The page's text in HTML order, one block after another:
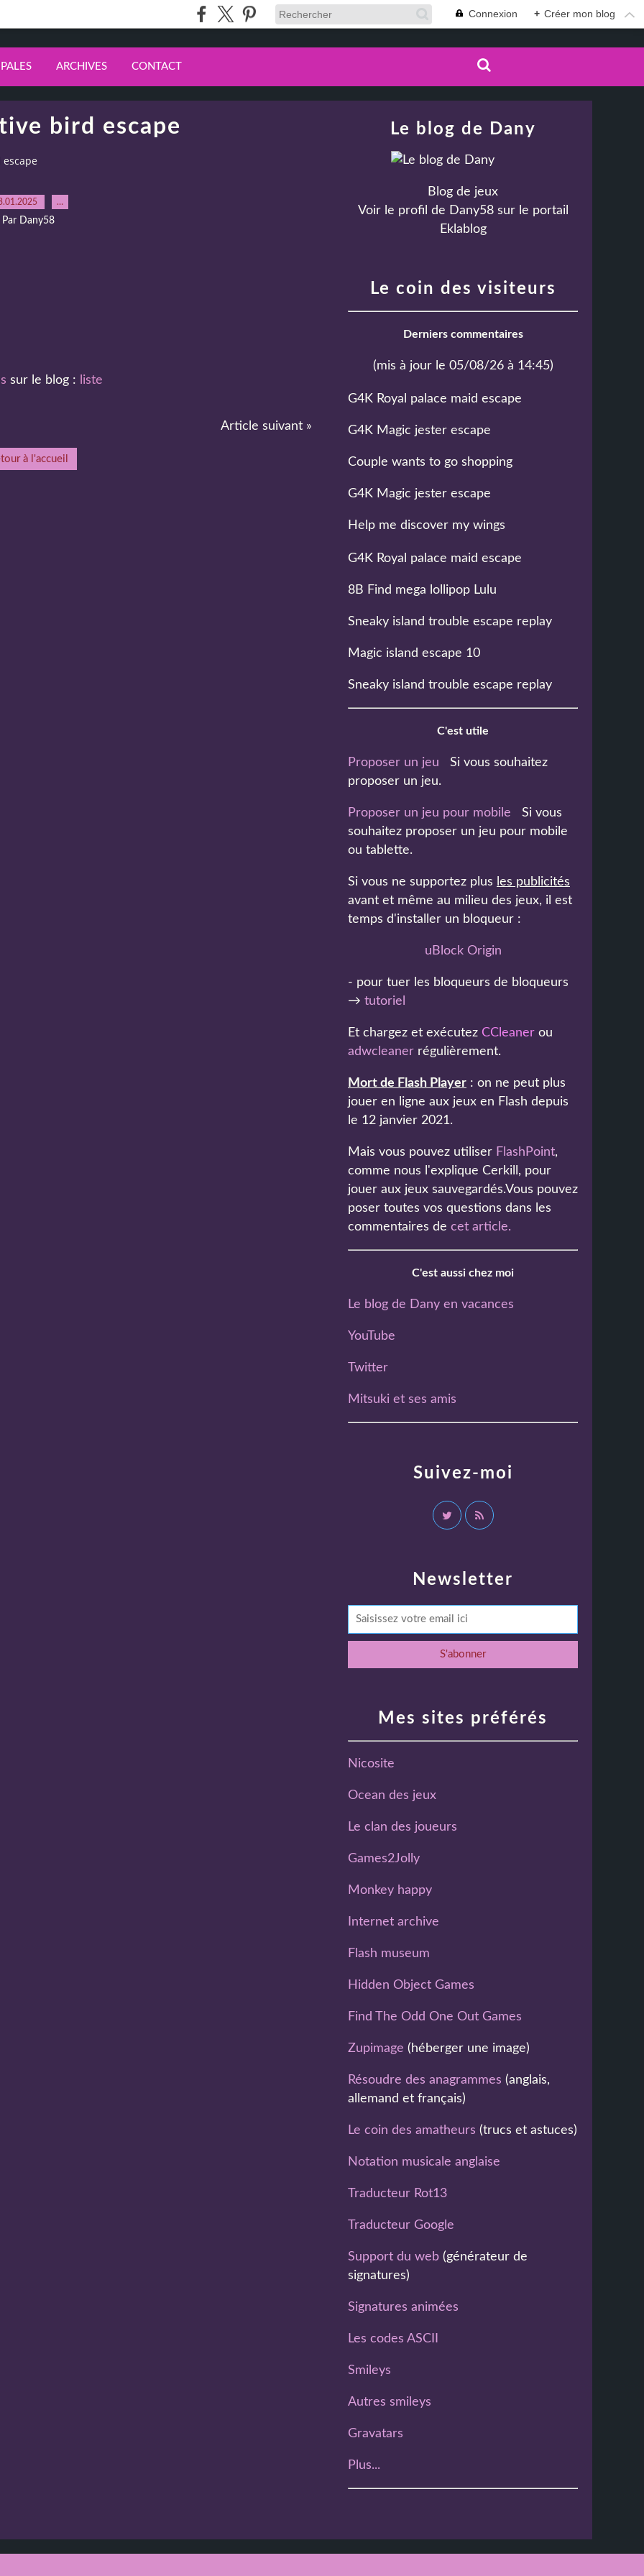
Connexion + Créer mon blog
ARCHIVES CONTACT
bird escape
…
Par Dany58
sur le blog : liste
Article suivant »
à l'accueil
Newsletter
Le blog de Dany
Blog de jeux
Voir le profil de Dany58sur le portail
Eklablog
Suivez-moi
Mes sites préférés
Nicosite
Ocean des jeux
Le clan des joueurs
Games2Jolly
Monkey happy
Internet archive
Flash museum
Hidden Object Games
Find The Odd One Out Games
Zupimage (héberger une image)
Résoudre des anagrammes (anglais,
allemand et français)
Le coin des amatheurs (trucs et astuces)
Notation musicale anglaise
Traducteur Rot13
Traducteur Google
Support du web (générateur de
signatures)
Signatures animées
Les codes ASCII
Smileys
Autres smileys
Gravatars
Plus...
Le coin des visiteurs
Derniers commentaires
(mis à jour le 05/08/26 à 14:45)
G4K Royal palace maid escape
G4K Magic jester escape
Couple wants to go shopping
G4K Magic jester escape
Help me discover my wings
G4K Royal palace maid escape
8B Find mega lollipop Lulu
Sneaky island trouble escape replay
Magic island escape 10
Sneaky island trouble escape replay
C'est utile
Proposer un jeu Si vous souhaitez
proposer un jeu.
Proposer un jeu pour mobile Si vous
souhaitez proposer un jeu pour mobile
ou tablette.
Si vous ne supportez plus les publicités
avant et même au milieu des jeux, il est
temps d'installer un bloqueur :
uBlock Origin
- pour tuer les bloqueurs de bloqueurs
→ tutoriel
Et chargez et exécutez CCleaner ou
adwcleaner régulièrement.
Mort de Flash Player : on ne peut plus
jouer en ligne aux jeux en Flash depuis
le 12 janvier 2021.
Mais vous pouvez utiliser FlashPoint,
comme nous l'explique Cerkill, pour
jouer aux jeux sauvegardés.Vous pouvez
poser toutes vos questions dans les
commentaires de cet article.
C'est aussi chez moi
Le blog de Dany en vacances
YouTube
Twitter
Mitsuki et ses amis